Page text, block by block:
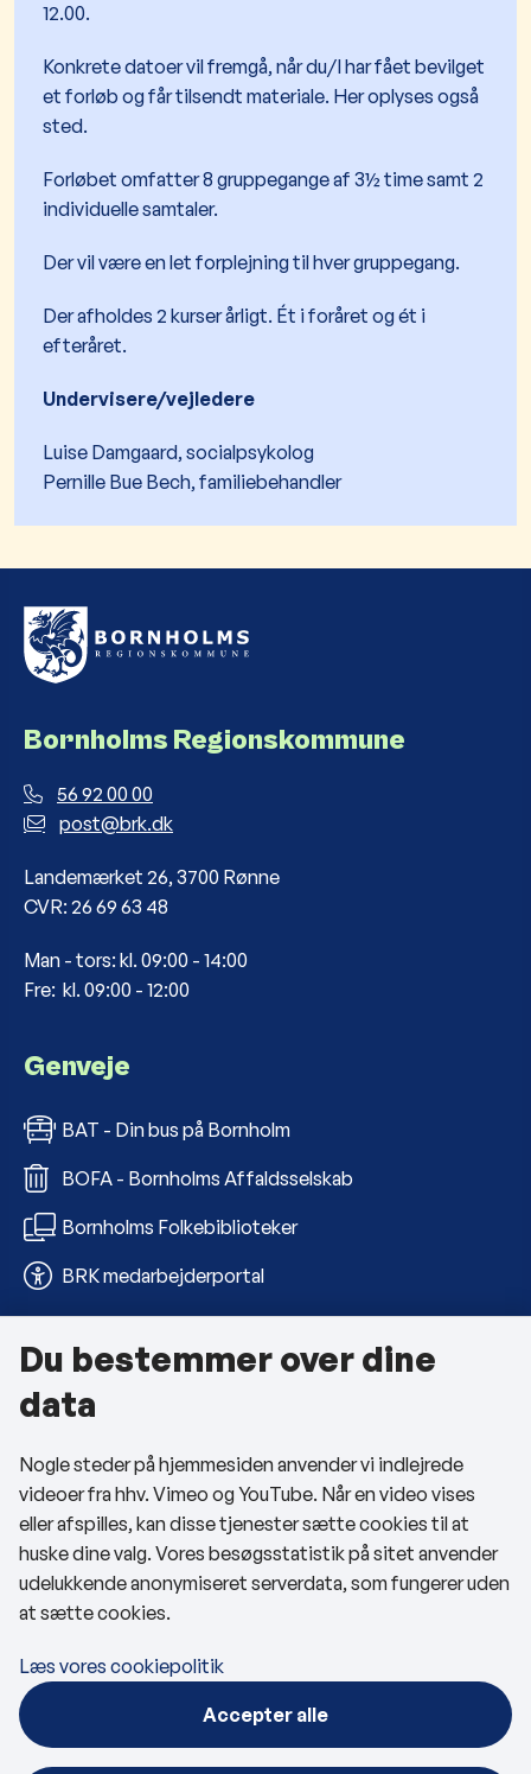
12.00.
Konkrete datoer vil fremgå, når du/I har fået bevilget
et forløb og får tilsendt materiale. Her oplyses også
sted.
Forløbet omfatter 8 gruppegange af 3½ time samt 2
individuelle samtaler.
Der vil være en let forplejning til hver gruppegang.
Der afholdes 2 kurser årligt. Ét i foråret og ét i
efteråret.
Undervisere/vejledere
Luise Damgaard, socialpsykolog
Pernille Bue Bech, familiebehandler
Bornholms Regionskommune
56 92 00 00
post@brk.dk
Landemærket 26, 3700 Rønne
CVR: 26 69 63 48
Man - tors: kl. 09:00 - 14:00
Fre: kl. 09:00 - 12:00
Genveje
BAT - Din bus på Bornholm
BOFA - Bornholms Affaldsselskab
Bornholms Folkebiblioteker
BRK medarbejderportal
Om kommunen
Kontakt os
Telefon- og åbningstider
Tilgængelighedserklæring
Privatlivspolitik
Cookies
Følg os
BRK på Facebook
Du bestemmer over dine
data
Nogle steder på hjemmesiden anvender vi indlejrede
videoer fra hhv. Vimeo og YouTube. Når en video vises
eller afspilles, kan disse tjenester sætte cookies til at
huske dine valg. Vores besøgsstatistik på sitet anvender
udelukkende anonymiseret serverdata, som fungerer uden
at sætte cookies.
Læs vores cookiepolitik
Accepter alle